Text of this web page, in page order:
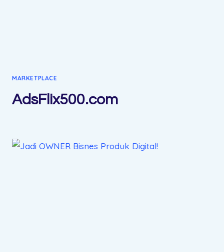
MARKETPLACE
AdsFlix500.com